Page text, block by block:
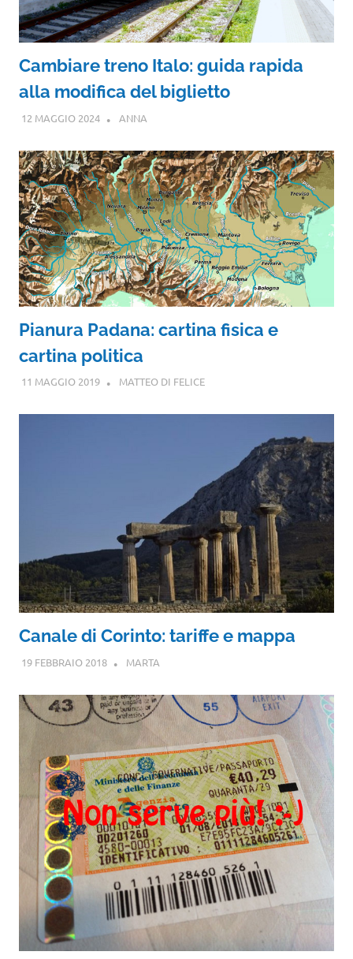
Cambiare treno Italo: guida rapida
alla modifica del biglietto
12 MAGGIO 2024 ANNA
Pianura Padana: cartina fisica e
cartina politica
11 MAGGIO 2019 MATTEO DI FELICE
Canale di Corinto: tariffe e mappa
19 FEBBRAIO 2018 MARTA